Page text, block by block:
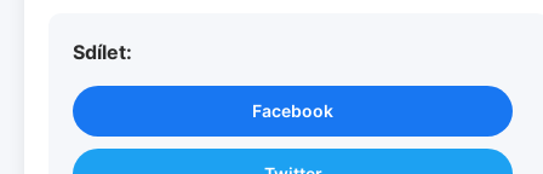
Sdílet:
Facebook